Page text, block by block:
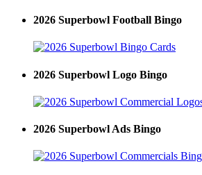
2026 Superbowl Football Bingo
2026 Superbowl Logo Bingo
2026 Superbowl Ads Bingo